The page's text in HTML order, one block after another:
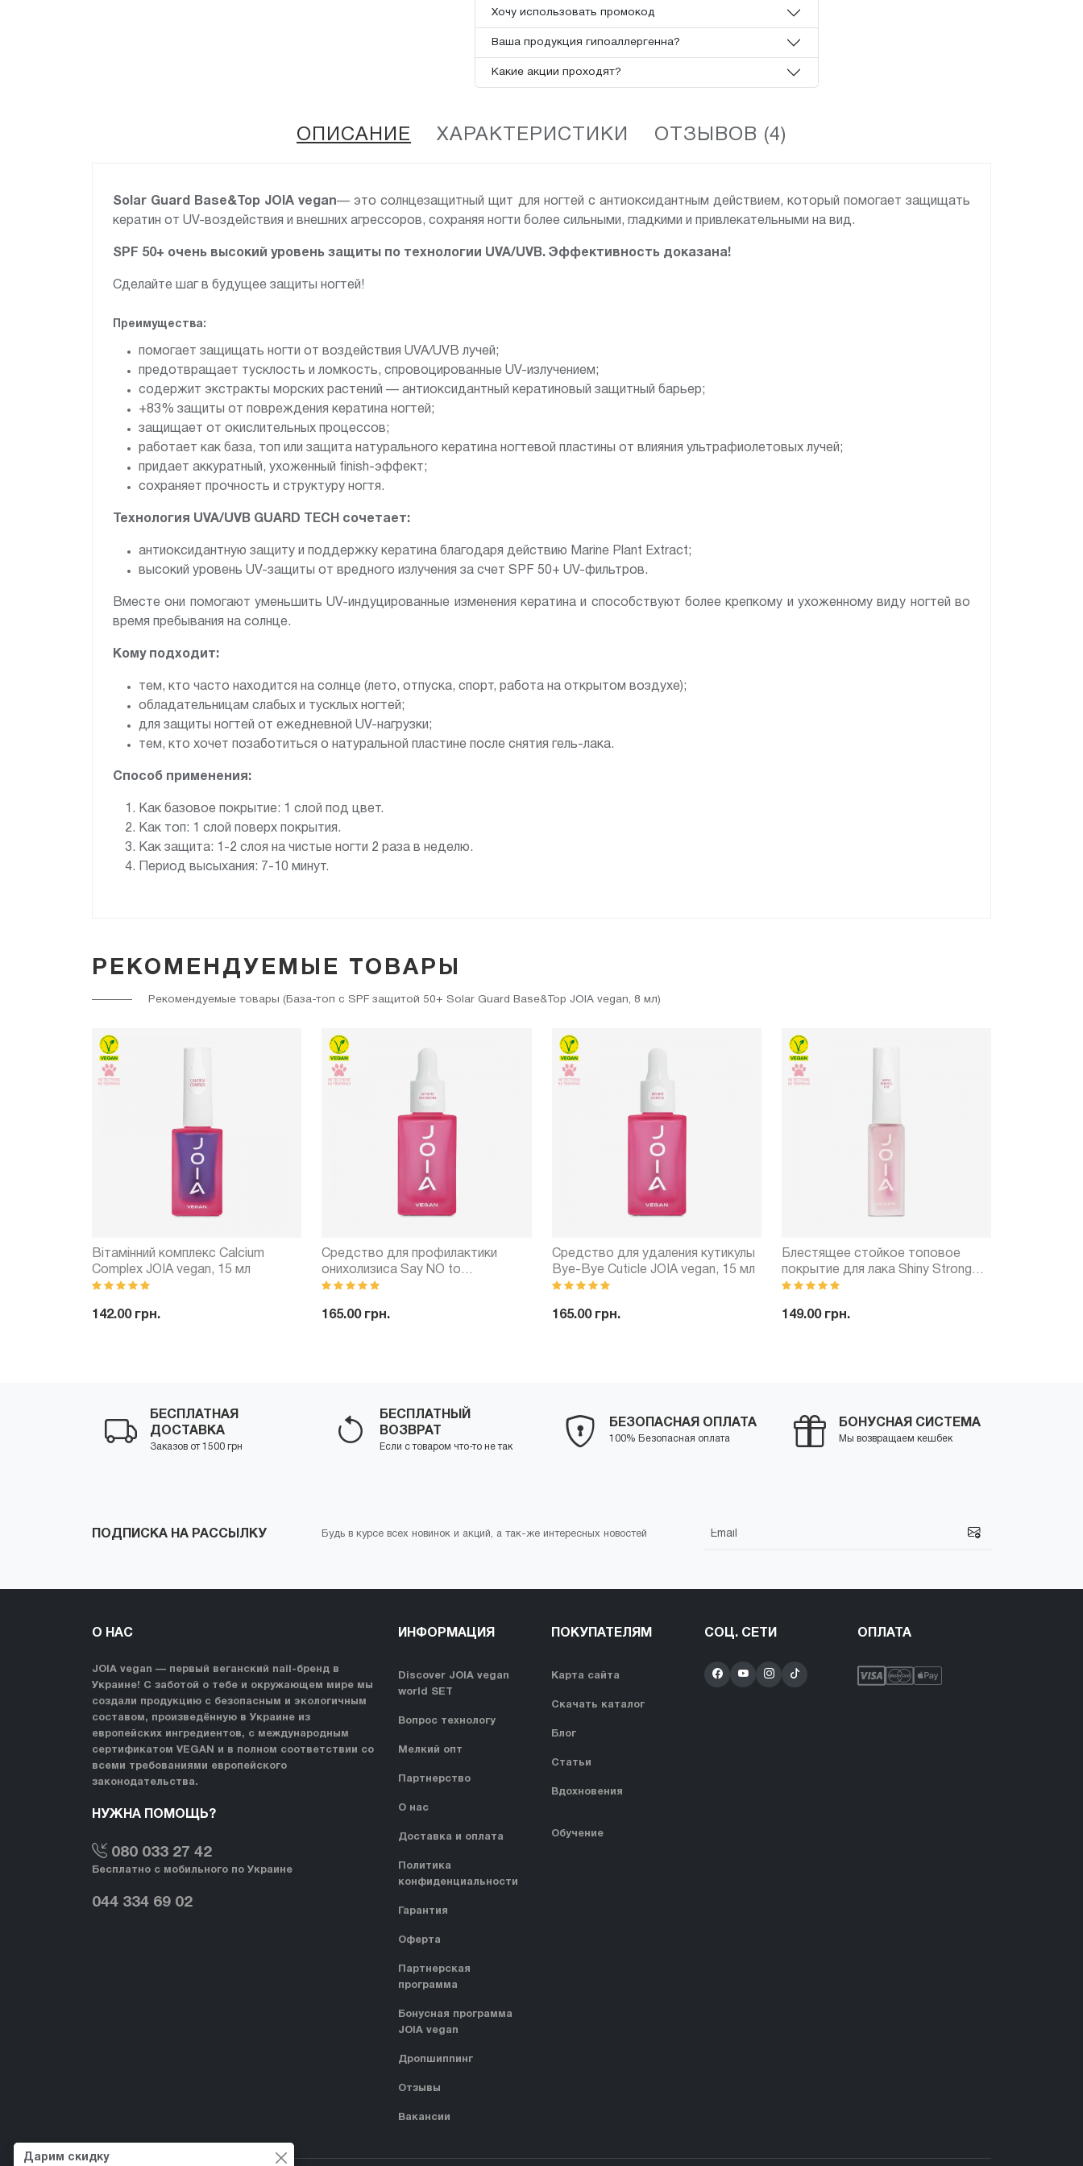
Хочу использовать промокод
Ваша продукция гипоаллергенна?
Какие акции проходят?
ОПИСАНИЕ ХАРАКТЕРИСТИКИ ОТЗЫВОВ (4)
Solar Guard Base&Top JOIA vegan— это солнцезащитный щит для ногтей с антиоксидантным действием, который помогает защищать
кератин от UV-воздействия и внешних агрессоров, сохраняя ногти более сильными, гладкими и привлекательными на вид.
SPF 50+ очень высокий уровень защиты по технологии UVA/UVB. Эффективность доказана!
Сделайте шаг в будущее защиты ногтей!
Преимущества:
помогает защищать ногти от воздействия UVA/UVB лучей;
предотвращает тусклость и ломкость, спровоцированные UV-излучением;
содержит экстракты морских растений — антиоксидантный кератиновый защитный барьер;
+83% защиты от повреждения кератина ногтей;
защищает от окислительных процессов;
работает как база, топ или защита натурального кератина ногтевой пластины от влияния ультрафиолетовых лучей;
придает аккуратный, ухоженный finish-эффект;
сохраняет прочность и структуру ногтя.
Технология UVA/UVB GUARD TECH сочетает:
антиоксидантную защиту и поддержку кератина благодаря действию Marine Plant Extract;
высокий уровень UV-защиты от вредного излучения за счет SPF 50+ UV-фильтров.
Вместе они помогают уменьшить UV-индуцированные изменения кератина и способствуют более крепкому и ухоженному виду ногтей во
время пребывания на солнце.
Кому подходит:
тем, кто часто находится на солнце (лето, отпуска, спорт, работа на открытом воздухе);
обладательницам слабых и тусклых ногтей;
для защиты ногтей от ежедневной UV-нагрузки;
тем, кто хочет позаботиться о натуральной пластине после снятия гель-лака.
Способ применения:
Как базовое покрытие: 1 слой под цвет.
Как топ: 1 слой поверх покрытия.
Как защита: 1-2 слоя на чистые ногти 2 раза в неделю.
Период высыхания: 7-10 минут.
РЕКОМЕНДУЕМЫЕ ТОВАРЫ
Рекомендуемые товары (База-топ с SPF защитой 50+ Solar Guard Base&Top JOIA vegan, 8 мл)
Вітамінний комплекс Calcium
Complex JOIA vegan, 15 мл
142.00 грн.
Средство для профилактики
онихолизиса Say NO to
onycholysis JOIA vegan, 15 мл
165.00 грн.
Средство для удаления кутикулы
Bye-Bye Cuticle JOIA vegan, 15 мл
165.00 грн.
Блестящее стойкое топовое
покрытие для лака Shiny Strong
Top JOIA vegan, 8 мл
149.00 грн.
БЕСПЛАТНАЯ
ДОСТАВКА
Заказов от 1500 грн
БЕСПЛАТНЫЙ
ВОЗВРАТ
Если с товаром что-то не так
БЕЗОПАСНАЯ ОПЛАТА
100% Безопасная оплата
БОНУСНАЯ СИСТЕМА
Мы возвращаем кешбек
ПОДПИСКА НА РАССЫЛКУ Будь в курсе всех новинок и акций, а так-же интересных новостей
О НАС
JOIA vegan — первый веганский nail-бренд в
Украине! С заботой о тебе и окружающем мире мы
создали продукцию с безопасным и экологичным
составом, произведённую в Украине из
европейских ингредиентов, с международным
сертификатом VEGAN и в полном соответствии со
всеми требованиями европейского
законодательства.
НУЖНА ПОМОЩЬ?
080 033 27 42
Бесплатно с мобильного по Украине
044 334 69 02
ИНФОРМАЦИЯ
Discover JOIA vegan
world SET
Вопрос технологу
Мелкий опт
Партнерство
О нас
Доставка и оплата
Политика
конфиденциальности
Гарантия
Оферта
Партнерская
программа
Бонусная программа
JOIA vegan
Дропшиппинг
Отзывы
Вакансии
ПОКУПАТЕЛЯМ
Карта сайта
Скачать каталог
Блог
Статьи
Вдохновения
Обучение
СОЦ. СЕТИ ОПЛАТА
Дарим скидку